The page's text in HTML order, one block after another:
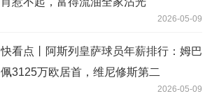
2026-05-09
快看点丨阿斯列皇萨球员年薪排行：姆巴
佩3125万欧居首，维尼修斯第二
2026-05-09